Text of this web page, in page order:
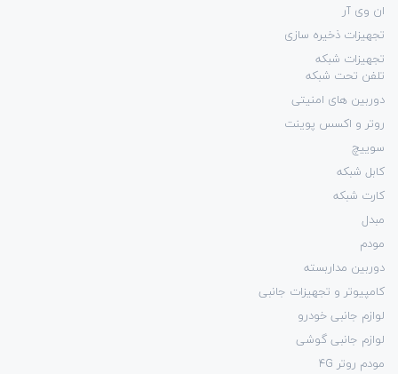
ان وی آر
تجهیزات ذخیره سازی
تجهیزات شبکه
تلفن تحت شبکه
دوربین های امنیتی
روتر و اکسس پوینت
سوییچ
کابل شبکه
کارت شبکه
مبدل
مودم
دوربین مداربسته
کامپیوتر و تجهیزات جانبی
لوازم جانبی خودرو
لوازم جانبی گوشی
مودم روتر 4G